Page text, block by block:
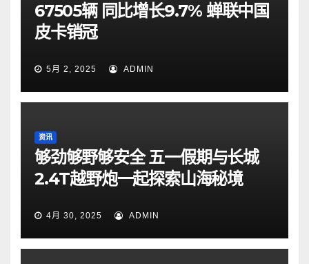
67505辆 同比增长9.7% 蝉联中国
皮卡销冠
5月 2, 2025 ADMIN
资讯
够劲够野够安全 五一假期与长城
2.4T越野炮一起探索山海秘境
4月 30, 2025 ADMIN